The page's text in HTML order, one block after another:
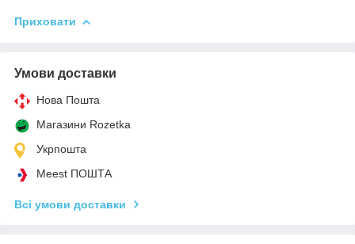
Приховати
Умови доставки
Нова Пошта
Магазини Rozetka
Укрпошта
Meest ПОШТА
Всі умови доставки